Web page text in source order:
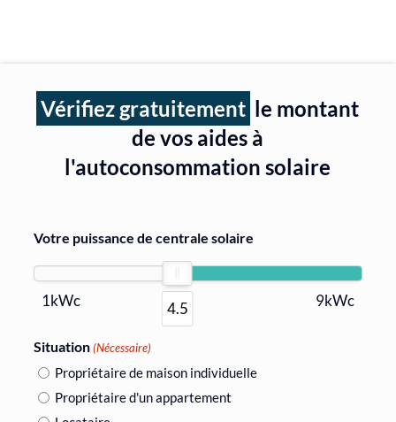
Vérifiez gratuitement le montant
de vos aides à
l'autoconsommation solaire
Votre puissance de centrale solaire
4.5
1kWc 9kWc
Situation (Nécessaire)
Propriétaire de maison individuelle
Propriétaire d'un appartement